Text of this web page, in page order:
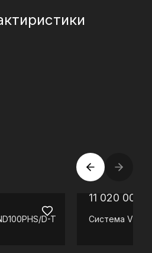
D-T
11 020 000
Система VRF